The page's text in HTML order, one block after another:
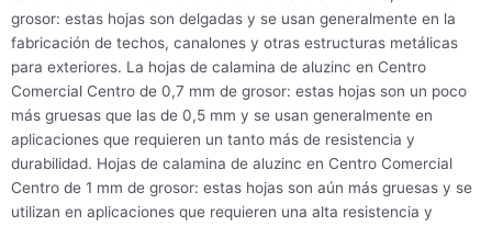
grosor: estas hojas son delgadas y se usan generalmente en la
fabricación de techos, canalones y otras estructuras metálicas
para exteriores. La hojas de calamina de aluzinc en Centro
Comercial Centro de 0,7 mm de grosor: estas hojas son un poco
más gruesas que las de 0,5 mm y se usan generalmente en
aplicaciones que requieren un tanto más de resistencia y
durabilidad. Hojas de calamina de aluzinc en Centro Comercial
Centro de 1 mm de grosor: estas hojas son aún más gruesas y se
utilizan en aplicaciones que requieren una alta resistencia y